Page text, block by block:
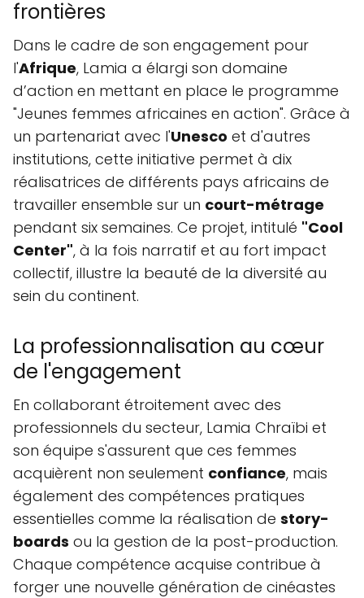
frontières
Dans le cadre de son engagement pour
l'Afrique, Lamia a élargi son domaine
d’action en mettant en place le programme
"Jeunes femmes africaines en action". Grâce à
un partenariat avec l'Unesco et d'autres
institutions, cette initiative permet à dix
réalisatrices de différents pays africains de
travailler ensemble sur un court-métrage
pendant six semaines. Ce projet, intitulé "Cool
Center", à la fois narratif et au fort impact
collectif, illustre la beauté de la diversité au
sein du continent.
La professionnalisation au cœur
de l'engagement
En collaborant étroitement avec des
professionnels du secteur, Lamia Chraïbi et
son équipe s'assurent que ces femmes
acquièrent non seulement confiance, mais
également des compétences pratiques
essentielles comme la réalisation de story-
boards ou la gestion de la post-production.
Chaque compétence acquise contribue à
forger une nouvelle génération de cinéastes